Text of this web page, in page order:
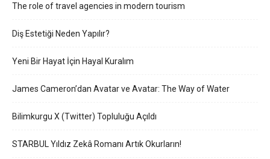
The role of travel agencies in modern tourism
Diş Estetiği Neden Yapılır?
Yeni Bir Hayat İçin Hayal Kuralım
James Cameron’dan Avatar ve Avatar: The Way of Water
Bilimkurgu X (Twitter) Topluluğu Açıldı
STARBUL Yıldız Zekâ Romanı Artık Okurların!